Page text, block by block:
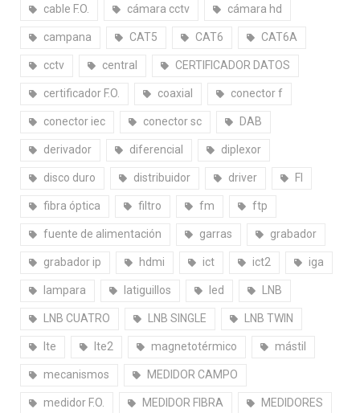
cable F.O. cámara cctv cámara hd
campana CAT5 CAT6 CAT6A
cctv central CERTIFICADOR DATOS
certificador F.O. coaxial conector f
conector iec conector sc DAB
derivador diferencial diplexor
disco duro distribuidor driver FI
fibra óptica filtro fm ftp
fuente de alimentación garras grabador
grabador ip hdmi ict ict2 iga
lampara latiguillos led LNB
LNB CUATRO LNB SINGLE LNB TWIN
lte lte2 magnetotérmico mástil
mecanismos MEDIDOR CAMPO
medidor F.O. MEDIDOR FIBRA MEDIDORES